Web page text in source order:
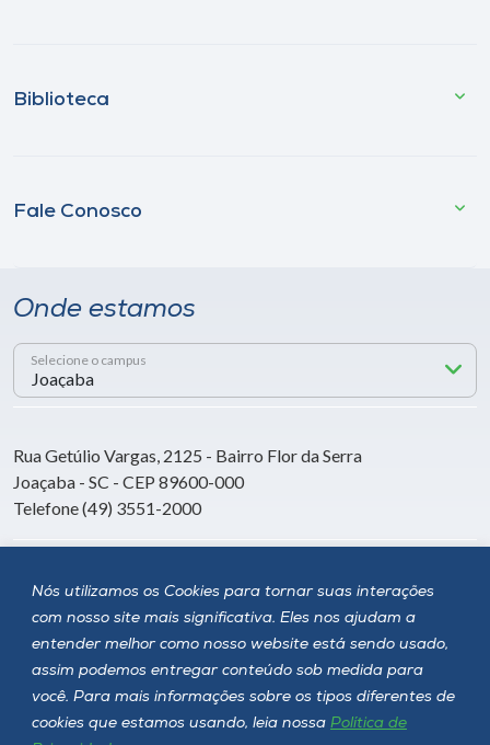
Nós utilizamos os Cookies para tornar suas interações
com nosso site mais significativa. Eles nos ajudam a
entender melhor como nosso website está sendo usado,
assim podemos entregar conteúdo sob medida para
você. Para mais informações sobre os tipos diferentes de
cookies que estamos usando, leia nossa Política de
Biblioteca
Fale Conosco
Onde estamos
Selecione o campus
Rua Getúlio Vargas, 2125 - Bairro Flor da Serra
Joaçaba - SC - CEP 89600-000
Telefone (49) 3551-2000
Siga a Unoesc